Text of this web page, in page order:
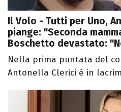
Il Volo - Tutti per Uno,
piange: "Seconda
Boschetto devastato:
Nella prima puntata del
Antonella Clerici è in